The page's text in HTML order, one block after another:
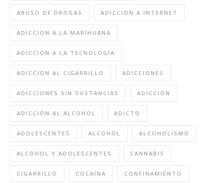
ABUSO DE DROGAS ADICCION A INTERNET
ADICCION A LA MARIHUANA
ADICCION A LA TECNOLOGIA
ADICCION AL CIGARRILLO ADICCIONES
ADICCIONES SIN SUSTANCIAS ADICCIÓN
ADICCIÓN AL ALCOHOL ADICTO
ADOLESCENTES ALCOHOL ALCOHOLISMO
ALCOHOL Y ADOLESCENTES CANNABIS
CIGARRILLO COCAÍNA CONFINAMIENTO